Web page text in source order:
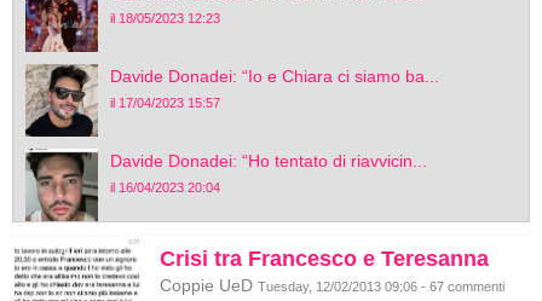
il 18/05/2023 12:23
Davide Donadei: “Io e Chiara ci siamo ba...
il 17/04/2023 15:57
Davide Donadei: “Ho tentato di riavvicin...
il 16/04/2023 20:04
Crisi tra Francesco e Teresanna
Coppie UeD Tuesday, 12/02/2013 09:06 - 67 commenti